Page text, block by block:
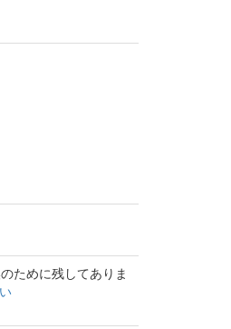
ために残してありま